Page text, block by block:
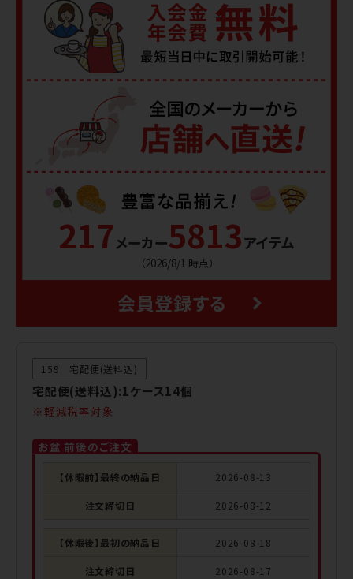
217メーカー5813アイテム
（2026/8/1 時点）
159 宅配便(送料込)
宅配便(送料込):1ケース14個
軽減税率対象
お盆 前後のご注文
【休暇前】最終の納品日 2026-08-13
注文締切日 2026-08-12
【休暇後】最初の納品日 2026-08-18
注文締切日 2026-08-17